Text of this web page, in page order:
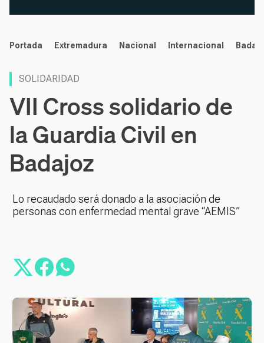
noticias
Portada Extremadura Nacional Internacional
SOLIDARIDAD
VII Cross solidario de
la Guardia Civil en
Badajoz
Lo recaudado será donado a la asociación de
personas con enfermedad mental grave “AEMIS”